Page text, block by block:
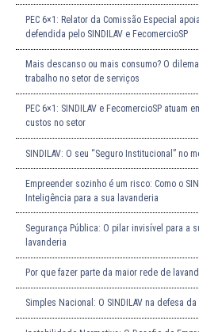
PEC 6×1: Relator da Comissão Especial
defendida pelo SINDILAV e FecomercioSP
Mais descanso ou mais consumo? O
trabalho no setor de serviços
PEC 6×1: SINDILAV e FecomercioSP atuam
custos no setor
SINDILAV: O seu “Seguro Institucional” no
Empreender sozinho é um risco: Como o
Inteligência para a sua lavanderia
Segurança Pública: O pilar invisível para a
lavanderia
Por que fazer parte da maior rede de
Simples Nacional: O SINDILAV na defesa